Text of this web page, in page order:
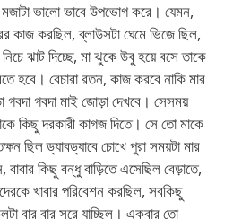
ভালো ভাবে উপভোগ করে। যেমন,
কাজ করছিল, ব্লাউসটা ঘেমে ভিজে ছিল,
ঝাট দিচ্ছে, মা ঝুকে উবু হয়ে বসে তাকে
হবে। বেচারা রতন, কাজ করবে নাকি মার
গবদা গবদা মাই জোড়া দেখবে। সেসময়
কিছু দরকারী কাগজ দিতে। সে তো মাকে
ছিল ড্যাবড্যাবে চোখে পুরা সময়টা মার
কিছু বন্ধু বাড়িতে এসেছিল বেড়াতে,
খাবার পরিবেশন করছিল, সবকিছু
বার বার সরে যাচ্ছিল। একবার তো